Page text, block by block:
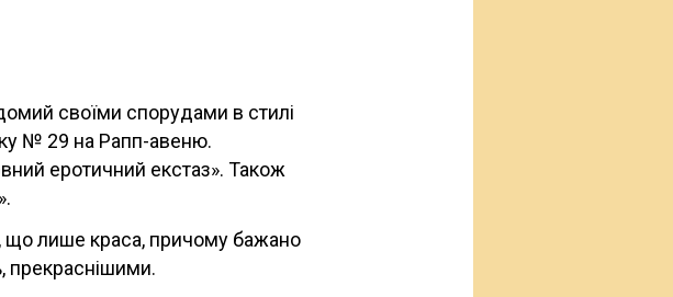
своїми спорудами в стилі
№ 29 на Рапп-авеню.
еротичний екстаз». Також
що лише краса, причому бажано
прекраснішими.